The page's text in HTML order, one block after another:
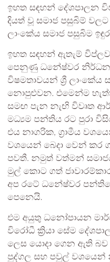
ඉහත සඳහන් දේශපාලන
දියත් වූ සමාජ පසුබිම් වලට
ලාංකේය සමාජ පසුබිම
ඉහත සඳහන් ඇතැම්
පෙනුණු ධනේෂ්වර නිර්ධන
විෂමතාවයන් ශ්‍රී
නොපුළුවන. එමෙන්ම
සමඟ පැන නැඟි විවෘත
මධ්‍යම පන්තිය රට පුරා
එය නාගරික, ග්‍රාමීය
වශයෙන් බෙදා වෙන් කර
පවතී. නමුත් වත්මන්
මුල් කොට ගත්
අප රටේ ධනේෂ්වර
පෙනෙයි.
එම අයුතු ධනෝපායන
විරෝධී ක්‍රියා සේම
ලෙස යොදා ගෙන ඇති බව
පුද්ගල සහ පවුල් වශයෙන්